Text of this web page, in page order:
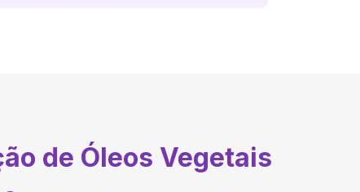
de Óleos Vegetais